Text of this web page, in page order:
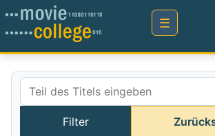
Teil des Titels eingeben
Filter